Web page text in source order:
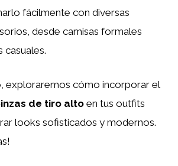
fácilmente con diversas
desde camisas formales
casuales.
exploraremos cómo incorporar el
de tiro alto en tus outfits
looks sofisticados y modernos.